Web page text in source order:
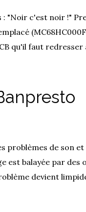
: "Noir c'est noir !"
qu'il faut
problèmes de son
est balayée par des
devient